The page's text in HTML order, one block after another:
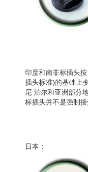
印度和南非标插头
插头标准)的基础上
尼 泊尔和亚洲部分
标插头并不是强制
日本：